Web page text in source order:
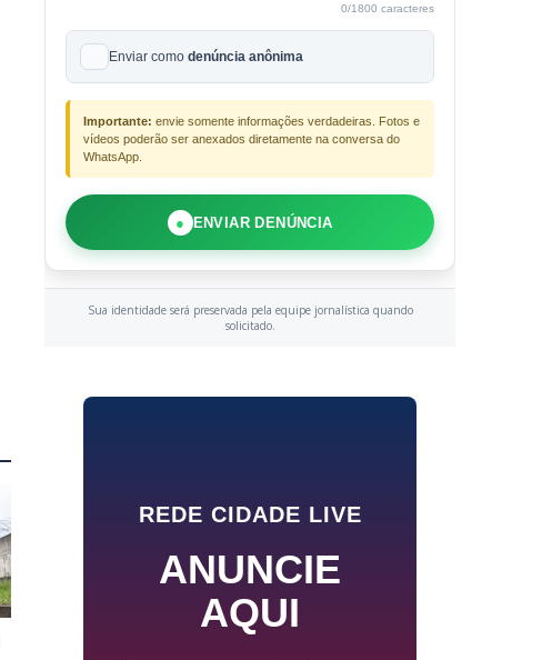
0/1800 caracteres
Enviar como denúncia anônima
Importante: envie somente informações verdadeiras. Fotos e
vídeos poderão ser anexados diretamente na conversa do
WhatsApp.
● ENVIAR DENÚNCIA
Sua identidade será preservada pela equipe jornalística quando
solicitado.
REDE CIDADE LIVE
ANUNCIE
AQUI